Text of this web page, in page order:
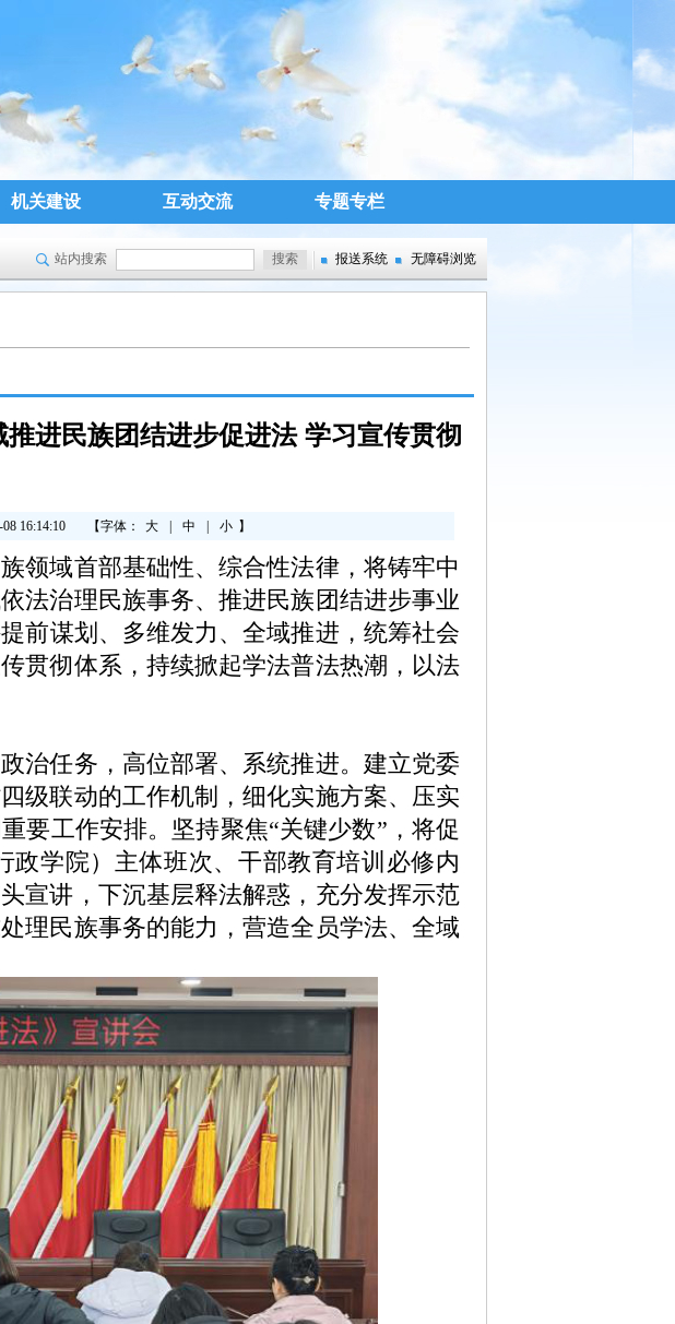
机关建设 互动交流 专题专栏
站内搜索 报送系统 无障碍浏览
进民族团结进步促进法 学习宣传贯彻
16:14:10 【字体： 大 中 小 】
领域首部基础性、综合性法律，将铸牢中
法治理民族事务、推进民族团结进步事业
前谋划、多维发力、全域推进，统筹社会
贯彻体系，持续掀起学法普法热潮，以法
治任务，高位部署、系统推进。建立党委
级联动的工作机制，细化实施方案、压实
要工作安排。坚持聚焦“关键少数”，将促
学院）主体班次、干部教育培训必修内
宣讲 ， 下沉基层释法解惑，充分发挥示范
理民族事务的能力，营造全员学法、全域